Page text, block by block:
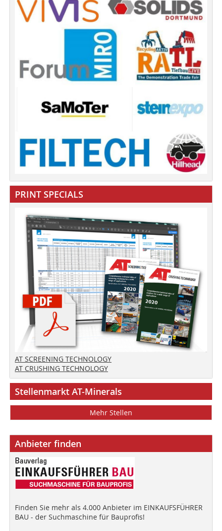
PRINT SPECIALS
AT SCREENING TECHNOLOGY
AT CRUSHING TECHNOLOGY
Stellenmarkt AT-Minerals
Mehr Stellen
Anbieter finden
Finden Sie mehr als 4.000 Anbieter im EINKAUFSFÜHRER
BAU - der Suchmaschine für Bauprofis!